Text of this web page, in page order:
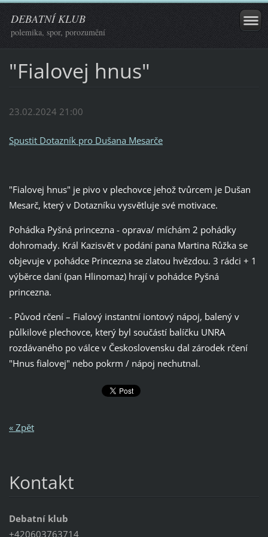
DEBATNÍ KLUB
polemika, spor, porozumění
"Fialovej hnus"
23.02.2024 21:00
Spustit Dotazník pro Dušana Mesarče
"Fialovej hnus" je pivo v plechovce jehož tvůrcem je Dušan
Mesarč, který v Dotazníku vysvětluje své motivace.
Pohádka Pyšná princezna - oprava/ míchám 2 pohádky
dohromady. Král Kazisvět v podání pana Martina Růžka se
objevuje v pohádce Princezna se zlatou hvězdou. 3 rádci + 1
výběrce daní (pan Hlinomaz) hrají v pohádce Pyšná
princezna.
- Původ rčení – Fialový instantní iontový nápoj, balený v
půlkilové plechovce, který byl součástí balíčku UNRA
rozdávaného po válce v Československu dal zárodek rčení
"Hnus fialovej" nebo pokrm / nápoj nechutnal.
« Zpět
Kontakt
Debatní klub
+420603763714